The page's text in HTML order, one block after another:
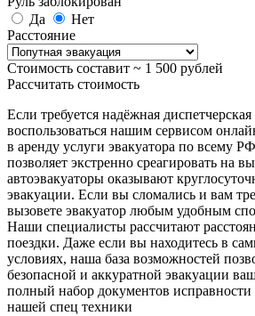
Да
Нет
Расстояние
Стоимость составит ~ 1 500 рублей
Рассчитать стоимость
Если требуется надёжная
воспользоваться нашим сервисом
в аренду услуги эвакуатора по всему
позволяет экстренно среагировать на
автоэвакуаторы оказывают
эвакуации. Если вы сломались и вам
вызовете эвакуатор любым удобным
Наши специалисты рассчитают
поездки. Даже если вы находитесь в
условиях, наша база возможностей
безопасной и аккуратной эвакуации
полный набор документов исправности
нашей спец техники